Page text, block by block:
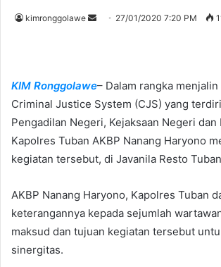
kimronggolawe
a
n
e
m
a
27/01/2020 7:20 PM
KIM Ronggolawe– Dalam rangka
Criminal Justice System (CJS) yang
Pengadilan Negeri, Kejaksaan Negeri dan
Kapolres Tuban AKBP Nanang Haryono
kegiatan tersebut, di Javanila Resto
AKBP Nanang Haryono, Kapolres Tuban
keterangannya kepada sejumlah
maksud dan tujuan kegiatan tersebut
sinergitas.